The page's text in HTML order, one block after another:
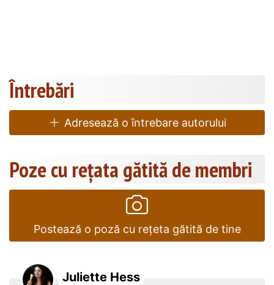
Întrebări
Adresează o întrebare autorului
Poze cu rețata gătită de membri
Postează o poză cu rețeta gătită de tine
Juliette Hess